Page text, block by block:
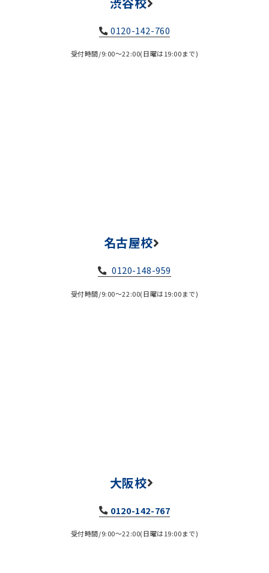
0120-142-760
受付時間/9:00～22:00(日曜は19:00まで)
名古屋校
0120-148-959
受付時間/9:00～22:00(日曜は19:00まで)
大阪校
0120-142-767
受付時間/9:00～22:00(日曜は19:00まで)